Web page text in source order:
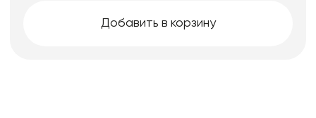
Добавить в корзину